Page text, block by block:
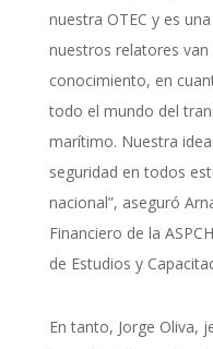
nuestra OTEC y es
nuestros relatores
conocimiento, en
todo el mundo del
marítimo. Nuestra
seguridad en todos
nacional”, aseguró
Financiero de la
de Estudios y
En tanto, Jorge Oliva,